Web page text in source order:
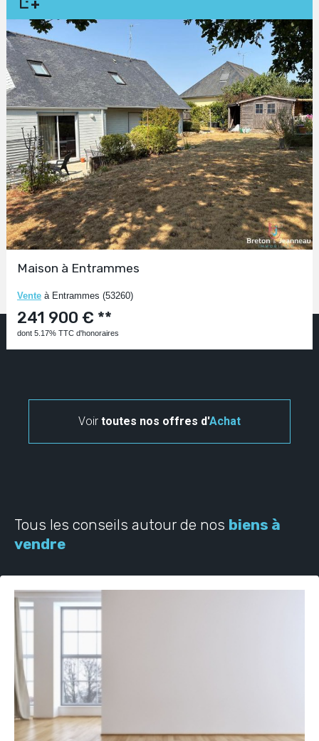
Maison à Entrammes
Venteà Entrammes (53260)
241 900 € **
dont 5.17% TTC d'honoraires
Voir toutes nos offres d'Achat
Tous les conseils autour de nos biens à
vendre